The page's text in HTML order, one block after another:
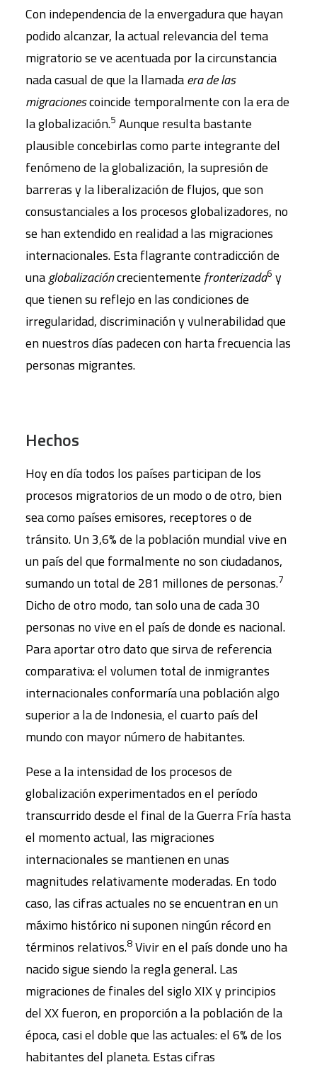
Con independencia de la envergadura que hayan
podido alcanzar, la actual relevancia del tema
migratorio se ve acentuada por la circunstancia
nada casual de que la llamadaera de las
migracionescoincide temporalmente con la era de
la globalización.5 Aunque resulta bastante
plausible concebirlas como parte integrante del
fenómeno de la globalización, la supresión de
barreras y la liberalización de flujos, que son
consustanciales a los procesos globalizadores, no
se han extendido en realidad a las migraciones
internacionales. Esta flagrante contradicción de
unaglobalizacióncrecientemente fronterizada6 y
que tienen su reflejo en las condiciones de
irregularidad, discriminación y vulnerabilidad que
en nuestros días padecen con harta frecuencia las
personas migrantes.
Hechos
Hoy en día todos los países participan de los
procesos migratorios de un modo o de otro, bien
sea como países emisores, receptores o de
tránsito. Un 3,6% de la población mundial vive en
un país del que formalmente no son ciudadanos,
sumando un total de 281 millones de personas.7
Dicho de otro modo, tan solo una de cada 30
personas no vive en el país de donde es nacional.
Para aportar otro dato que sirva de referencia
comparativa: el volumen total de inmigrantes
internacionales conformaría una población algo
superior a la de Indonesia, el cuarto país del
mundo con mayor número de habitantes.
Pese a la intensidad de los procesos de
globalización experimentados en el período
transcurrido desde el final de la Guerra Fría hasta
el momento actual, las migraciones
internacionales se mantienen en unas
magnitudes relativamente moderadas. En todo
caso, las cifras actuales no se encuentran en un
máximo histórico ni suponen ningún récord en
términos relativos.8 Vivir en el país donde uno ha
nacido sigue siendo la regla general. Las
migraciones de finales del siglo XIX y principios
del XX fueron, en proporción a la población de la
época, casi el doble que las actuales: el 6% de los
habitantes del planeta. Estas cifras